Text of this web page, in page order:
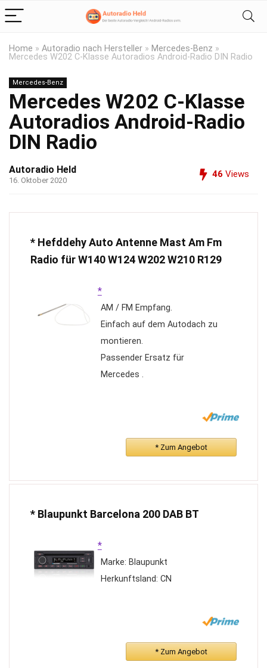
Home » Autoradio nach Hersteller » Mercedes-Benz »
Mercedes W202 C-Klasse Autoradios Android-Radio DIN Radio
Mercedes-Benz
Mercedes W202 C-Klasse
Autoradios Android-Radio
DIN Radio
Autoradio Held
16. Oktober 2020
46 Views
* Hefddehy Auto Antenne Mast Am Fm
Radio für W140 W124 W202 W210 R129
*
AM / FM Empfang.
Einfach auf dem Autodach zu
montieren.
Passender Ersatz für
Mercedes .
* Zum Angebot
* Blaupunkt Barcelona 200 DAB BT
*
Marke: Blaupunkt
Herkunftsland: CN
* Zum Angebot